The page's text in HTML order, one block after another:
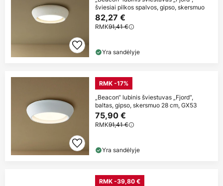
šviesiai pilkos spalvos, gipso, skersmuo
82,27 €
RMK91,41 €
Yra sandėlyje
RMK -17%
„Beacon“ lubinis šviestuvas „Fjord“,
baltas, gipso, skersmuo 28 cm, GX53
75,90 €
RMK91,41 €
Yra sandėlyje
RMK -39,80 €